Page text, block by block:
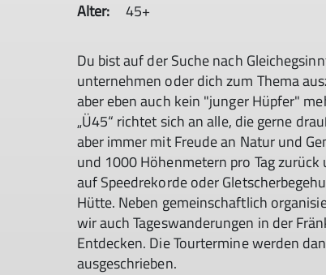
Alter: 45+
Du bist auf der Suche nach
unternehmen oder dich zum Thema
aber eben auch kein "junger Hüpfer"
„Ü45“ richtet sich an alle, die gerne
aber immer mit Freude an Natur und
und 1000 Höhenmetern pro Tag
auf Speedrekorde oder
Hütte. Neben gemeinschaftlich
wir auch Tageswanderungen in der
Entdecken. Die Tourtermine werden
ausgeschrieben.